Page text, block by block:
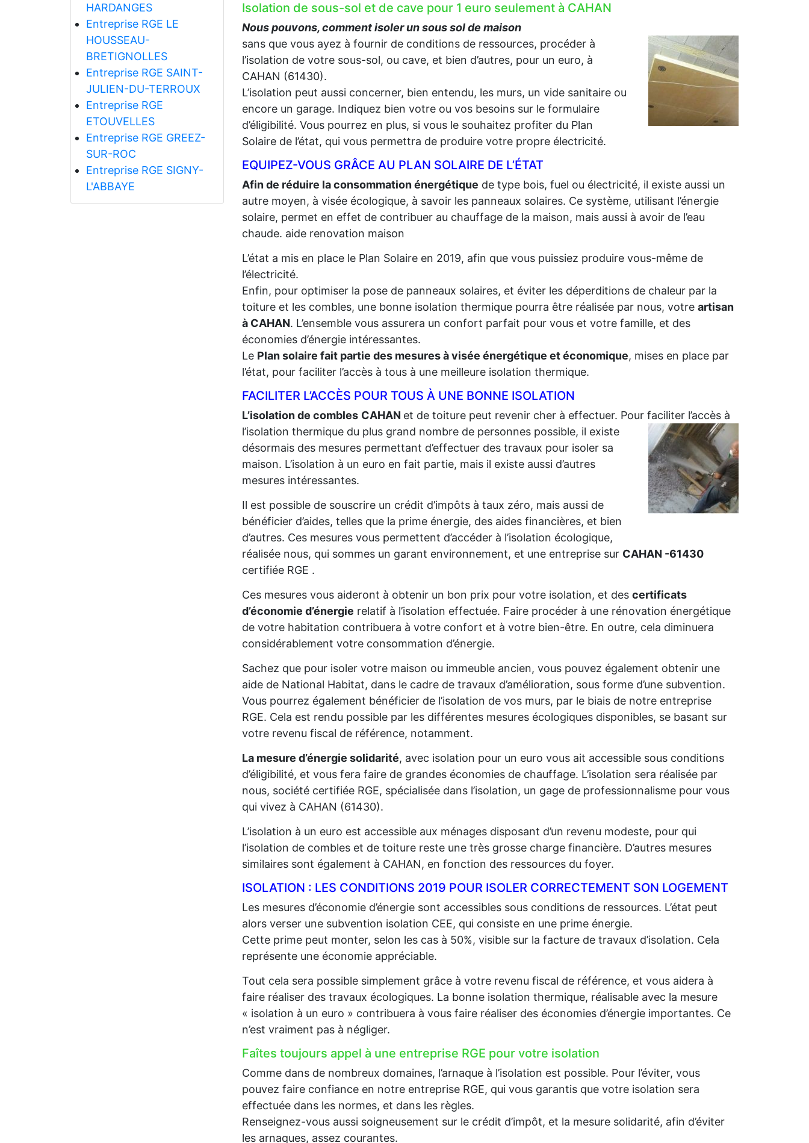
HARDANGES
Entreprise RGE LE
HOUSSEAU-
BRETIGNOLLES
Entreprise RGE SAINT-
JULIEN-DU-TERROUX
Entreprise RGE
ETOUVELLES
Entreprise RGE GREEZ-
SUR-ROC
Entreprise RGE SIGNY-
L'ABBAYE
Isolation de sous-sol et de cave pour 1 euro seulement à CAHAN
Nous pouvons, comment isoler un sous sol de maison
sans que vous ayez à fournir de conditions de ressources, procéder à
l’isolation de votre sous-sol, ou cave, et bien d’autres, pour un euro, à
CAHAN (61430).
L’isolation peut aussi concerner, bien entendu, les murs, un vide sanitaire ou
encore un garage. Indiquez bien votre ou vos besoins sur le formulaire
d’éligibilité. Vous pourrez en plus, si vous le souhaitez profiter du Plan
Solaire de l’état, qui vous permettra de produire votre propre électricité.
EQUIPEZ-VOUS GRÂCE AU PLAN SOLAIRE DE L’ÉTAT
Afin de réduire la consommation énergétique de type bois, fuel ou électricité, il existe aussi un
autre moyen, à visée écologique, à savoir les panneaux solaires. Ce système, utilisant l’énergie
solaire, permet en effet de contribuer au chauffage de la maison, mais aussi à avoir de l’eau
chaude. aide renovation maison
L’état a mis en place le Plan Solaire en 2019, afin que vous puissiez produire vous-même de
l’électricité.
Enfin, pour optimiser la pose de panneaux solaires, et éviter les déperditions de chaleur par la
toiture et les combles, une bonne isolation thermique pourra être réalisée par nous, votre artisan
à CAHAN. L’ensemble vous assurera un confort parfait pour vous et votre famille, et des
économies d’énergie intéressantes.
Le Plan solaire fait partie des mesures à visée énergétique et économique, mises en place par
l’état, pour faciliter l’accès à tous à une meilleure isolation thermique.
FACILITER L’ACCÈS POUR TOUS À UNE BONNE ISOLATION
L’isolation de combles CAHAN et de toiture peut revenir cher à effectuer. Pour faciliter l’accès à
l’isolation thermique du plus grand nombre de personnes possible, il existe
désormais des mesures permettant d’effectuer des travaux pour isoler sa
maison. L’isolation à un euro en fait partie, mais il existe aussi d’autres
mesures intéressantes.
Il est possible de souscrire un crédit d’impôts à taux zéro, mais aussi de
bénéficier d’aides, telles que la prime énergie, des aides financières, et bien
d’autres. Ces mesures vous permettent d’accéder à l’isolation écologique,
réalisée nous, qui sommes un garant environnement, et une entreprise sur CAHAN -61430
certifiée RGE .
Ces mesures vous aideront à obtenir un bon prix pour votre isolation, et des certificats
d’économie d’énergie relatif à l’isolation effectuée. Faire procéder à une rénovation énergétique
de votre habitation contribuera à votre confort et à votre bien-être. En outre, cela diminuera
considérablement votre consommation d’énergie.
Sachez que pour isoler votre maison ou immeuble ancien, vous pouvez également obtenir une
aide de National Habitat, dans le cadre de travaux d’amélioration, sous forme d’une subvention.
Vous pourrez également bénéficier de l’isolation de vos murs, par le biais de notre entreprise
RGE. Cela est rendu possible par les différentes mesures écologiques disponibles, se basant sur
votre revenu fiscal de référence, notamment.
La mesure d’énergie solidarité, avec isolation pour un euro vous ait accessible sous conditions
d’éligibilité, et vous fera faire de grandes économies de chauffage. L’isolation sera réalisée par
nous, société certifiée RGE, spécialisée dans l’isolation, un gage de professionnalisme pour vous
qui vivez à CAHAN (61430).
L’isolation à un euro est accessible aux ménages disposant d’un revenu modeste, pour qui
l’isolation de combles et de toiture reste une très grosse charge financière. D’autres mesures
similaires sont également à CAHAN, en fonction des ressources du foyer.
ISOLATION : LES CONDITIONS 2019 POUR ISOLER CORRECTEMENT SON LOGEMENT
Les mesures d’économie d’énergie sont accessibles sous conditions de ressources. L’état peut
alors verser une subvention isolation CEE, qui consiste en une prime énergie.
Cette prime peut monter, selon les cas à 50%, visible sur la facture de travaux d’isolation. Cela
représente une économie appréciable.
Tout cela sera possible simplement grâce à votre revenu fiscal de référence, et vous aidera à
faire réaliser des travaux écologiques. La bonne isolation thermique, réalisable avec la mesure
« isolation à un euro » contribuera à vous faire réaliser des économies d’énergie importantes. Ce
n’est vraiment pas à négliger.
Faîtes toujours appel à une entreprise RGE pour votre isolation
Comme dans de nombreux domaines, l’arnaque à l’isolation est possible. Pour l’éviter, vous
pouvez faire confiance en notre entreprise RGE, qui vous garantis que votre isolation sera
effectuée dans les normes, et dans les règles.
Renseignez-vous aussi soigneusement sur le crédit d’impôt, et la mesure solidarité, afin d’éviter
les arnaques, assez courantes.